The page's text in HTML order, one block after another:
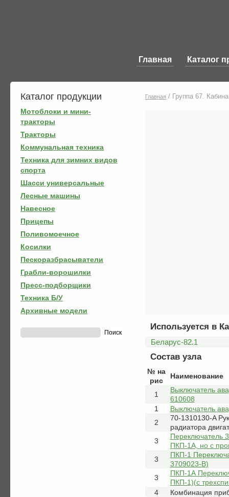
Главная Каталог
Каталог продукции
Мотоблоки и мини-
тракторы
Тракторы
Коммунальная техника
Техника для зимних видов
спорта
Шасси универсальные
Лесные машины
Навесное
Прицепы
Поливомоечное
Косилки
Пескоразбрасыватели
Грабли-ворошилки
Пресс-подборщики
Техника Б/У
Архивные модели
Главная / Группа 67.
Используется в
Беларус-82.1
Состав узла
№ на
рис
Наименование
1
Выключатель
610608
1
Выключатель
2
70-1310130-A
радиатора
3
Переключатель
ПКП-1А, но с
3
ПКП-1
3709023-В)
3
ПКП-1А
ПКП-1)(с
4
Комбинация